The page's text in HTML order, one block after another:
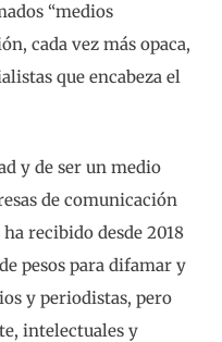
“medios
cada vez más opaca,
que encabeza el
y de ser un medio
de comunicación
ha recibido desde 2018
pesos para difamar y
y periodistas, pero
intelectuales y